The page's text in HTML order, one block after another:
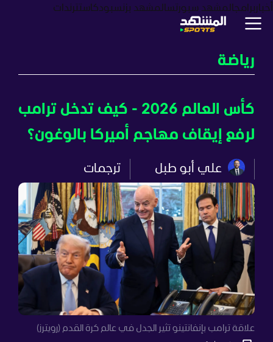
أخبار برامجالمشهد سبورتسالمشهد بزنسبودكاستترندات
رياضة
كأس العالم 2026 - كيف تدخل ترامب
لرفع إيقاف مهاجم أميركا بالوغون؟
علي أبو طبل ترجمات
علاقة ترامب بإنفانتينو تثير الجدل في عالم كرة القدم (رويترز)